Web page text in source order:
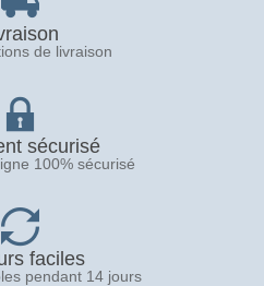
de livraison
sécurisé
100% sécurisé
faciles
pendant 14 jours